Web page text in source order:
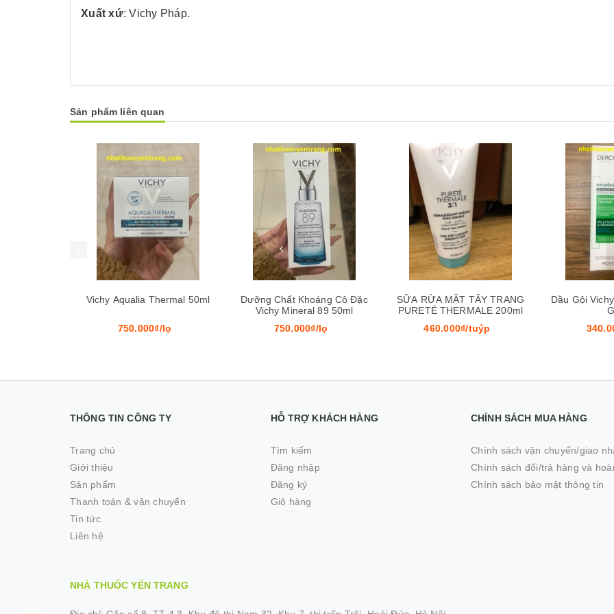
Xuất xứ: Vichy Pháp.
Sản phẩm liên quan
Xem nhanh
Dưỡng Chất Khoáng Cô Đặc
750.000₫/lọ
SỮA RỬA MẶT TẨY TRANG
PURETÉ THERMALE 200ml
460.000₫/tuýp
Mua hàng
Dầu Gội Vichy Dercos Đặc Trị
Gàu
340.000₫/lọ
Dầu Gội
Mua hàng
THÔNG TIN CÔNG TY
Trang chủ
Giới thiệu
Sản phẩm
Thanh toán & vận chuyển
Tin tức
Liên hệ
HỖ TRỢ KHÁCH HÀNG
Tìm kiếm
Đăng nhập
Đăng ký
Giỏ hàng
CHÍNH SÁCH MUA HÀNG
Chính sách vận chuyển/giao
Chính sách đổi/trả hàng và
Chính sách bảo mật thông tin
NHÀ THUỐC YẾN TRANG